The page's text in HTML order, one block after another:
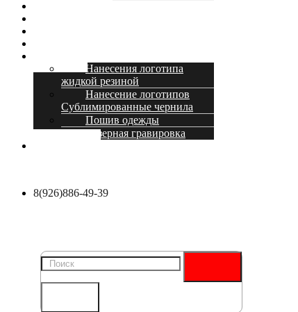
Нанесения логотипа
жидкой резиной
Нанесение логотипов
Сублимированные чернила
Пошив одежды
Лазерная гравировка
8(926)886-49-39